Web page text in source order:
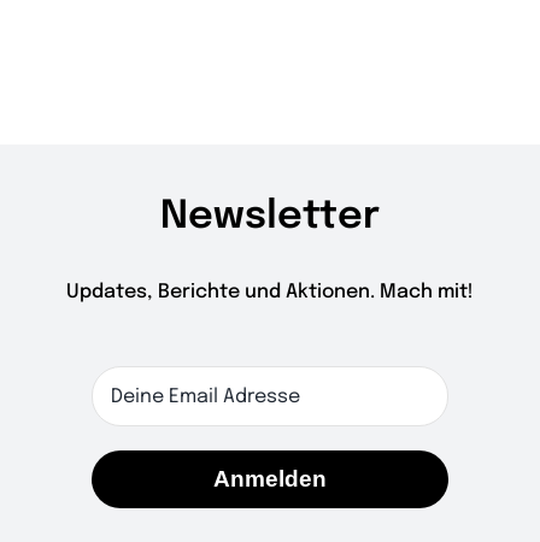
Newsletter
Updates, Berichte und Aktionen. Mach mit!
Anmelden